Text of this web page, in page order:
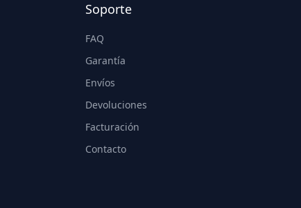
Soporte
FAQ
Garantía
Envíos
Devoluciones
Facturación
Contacto